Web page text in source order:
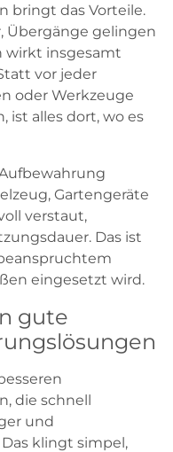
bringt das Vorteile.
Übergänge gelingen
wirkt insgesamt
vor jeder
oder Werkzeuge
ist alles dort, wo es
Gartengeräte
verstaut,
Das ist
eingesetzt wird.
gute
die schnell
und
klingt simpel,